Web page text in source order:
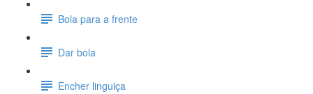
Bola para a frente
Dar bola
Encher linguiça